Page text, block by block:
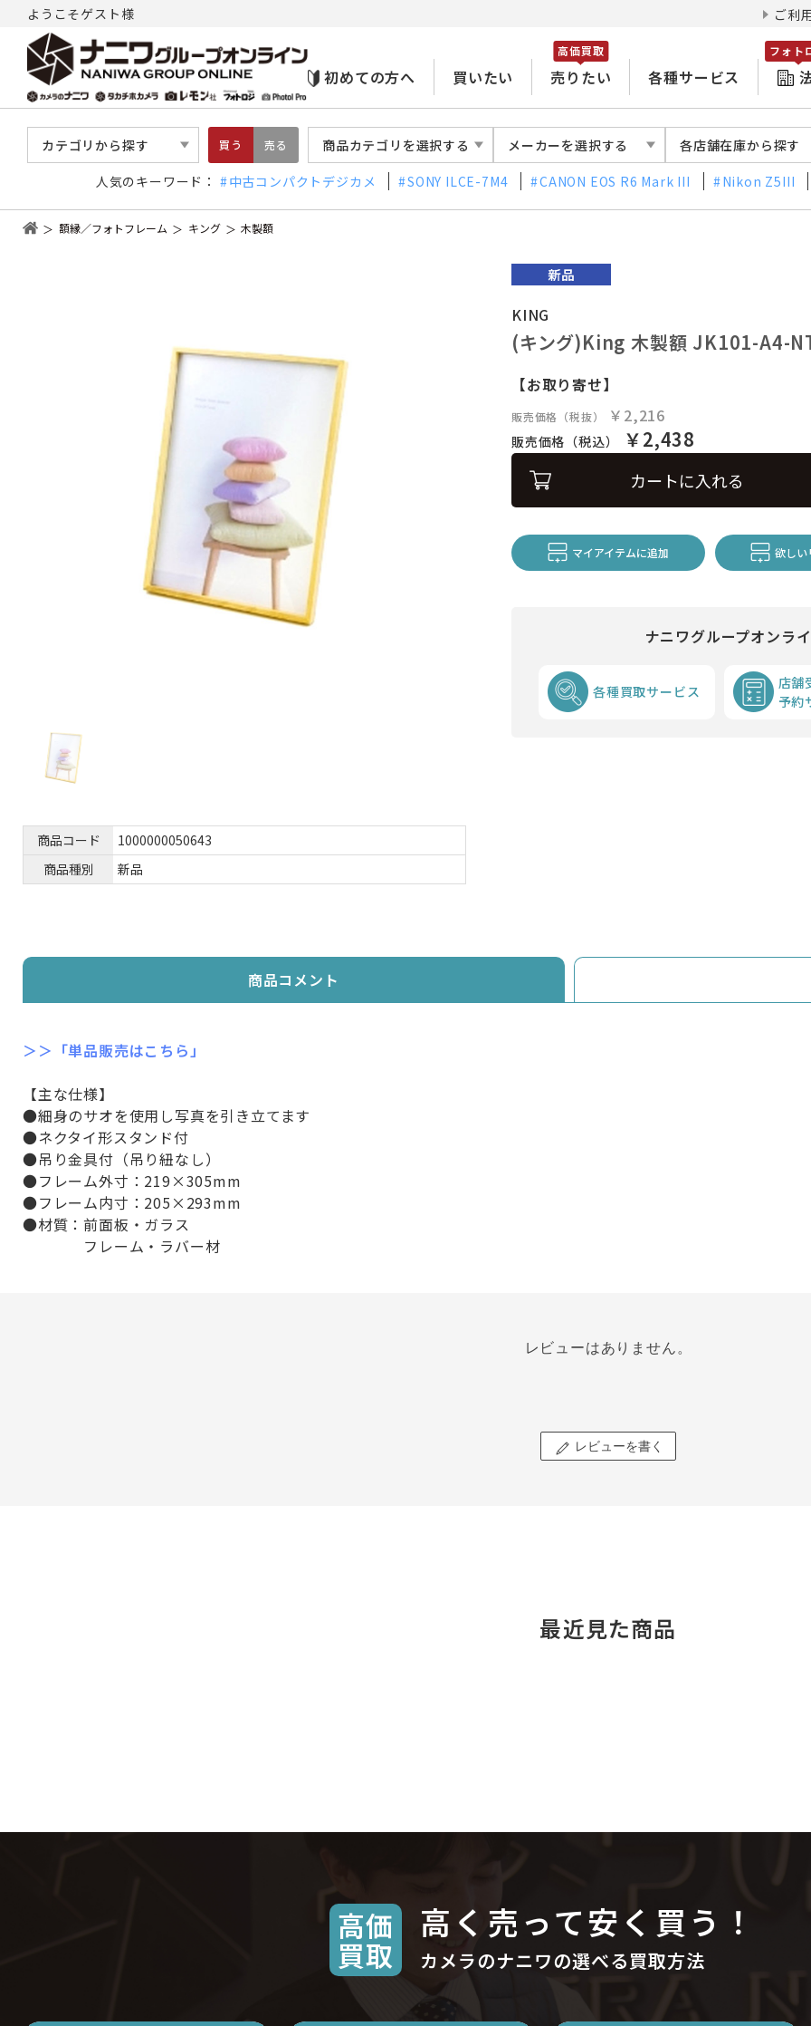
ようこそゲスト様 ご利
初めての方へ 買いたい 売りたい
高価買取
各種サービス
フォト
カテゴリから探す 買う 売る 商品カテゴリを選択する メーカーを選択する 各店舗在庫から探す
人気のキーワード： 中古コンパクトデジカメ SONY ILCE-7M4 CANON EOS R6 Mark III Nikon Z5III
額縁／フォトフレーム キング 木製額
商品コード
1000000050643
商品種別
新品
KING
(キング)King 木製額 JK101-A4-
【お取り寄せ】
販売価格（税抜） ￥2,216
販売価格（税込） ￥2,438
カートに入れる
マイアイテムに追加 欲しい
ナニワグループオンラ
各種買取サービス
店舗
予約
商品コメント
＞＞「単品販売はこちら」
【主な仕様】
●細身のサオを使用し写真を引き立てます
●ネクタイ形スタンド付
●吊り金具付（吊り紐なし）
●フレーム外寸：219×305mm
●フレーム内寸：205×293mm
●材質：前面板・ガラス
フレーム・ラバー材
レビューはありません。
レビューを書く
最近見た商品
高価
買取
高く売って安く買う！
カメラのナニワの選べる買取方法